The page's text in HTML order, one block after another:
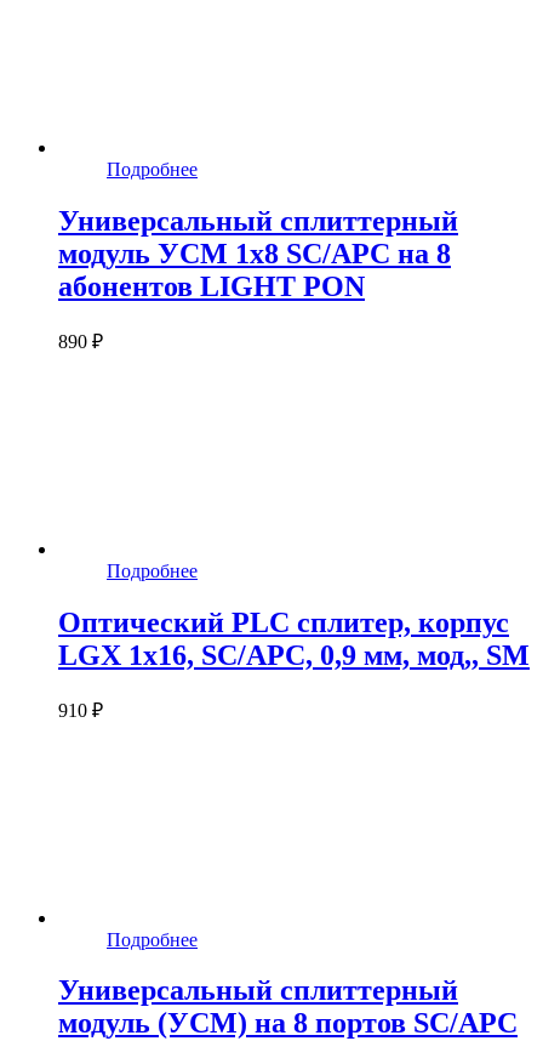
Подробнее
Универсальный сплиттерный
модуль УСМ 1х8 SC/APC на 8
абонентов LIGHT PON
890 ₽
Подробнее
Оптический PLC сплитер, корпус
LGX 1x16, SC/APC, 0,9 мм, мод,, SM
910 ₽
Подробнее
Универсальный сплиттерный
модуль (УСМ) на 8 портов SC/APC